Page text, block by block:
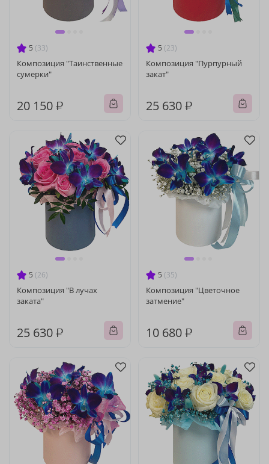
5 (33)
Композиция "Таинственные
сумерки"
20 150 ₽
5 (23)
Композиция "Пурпурный
закат"
25 630 ₽
5 (26)
Композиция "В лучах
заката"
25 630 ₽
5 (35)
Композиция "Цветочное
затмение"
10 680 ₽